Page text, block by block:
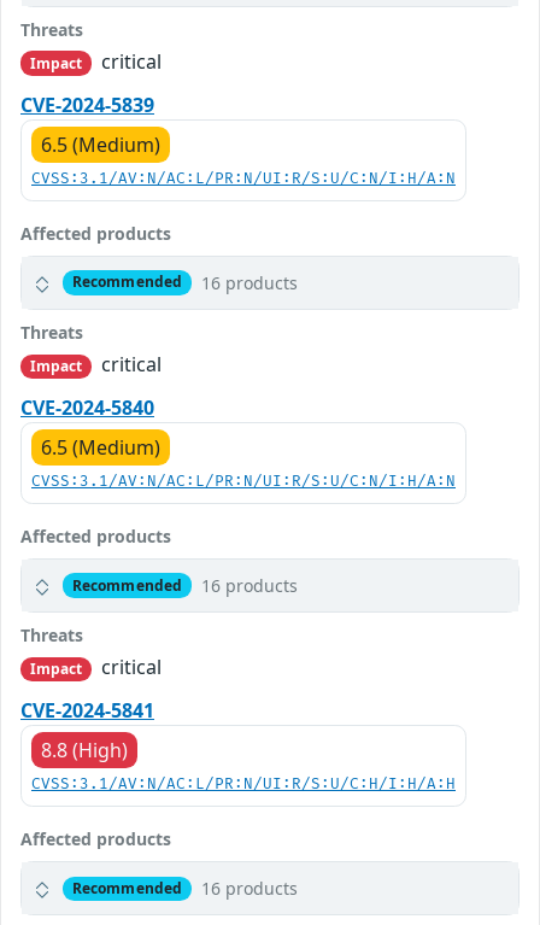
Threats
Impact
critical
CVE-2024-5839
6.5 (Medium)
CVSS:3.1/AV:N/AC:L/PR:N/UI:R/S:U/C:N/I:H/A:N
Affected products
Recommended 16 products
Threats
Impact
critical
CVE-2024-5840
6.5 (Medium)
CVSS:3.1/AV:N/AC:L/PR:N/UI:R/S:U/C:N/I:H/A:N
Affected products
Recommended 16 products
Threats
Impact
critical
CVE-2024-5841
8.8 (High)
CVSS:3.1/AV:N/AC:L/PR:N/UI:R/S:U/C:H/I:H/A:H
Affected products
Recommended 16 products